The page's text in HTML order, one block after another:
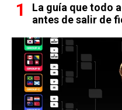
La guía que todo
antes de salir de